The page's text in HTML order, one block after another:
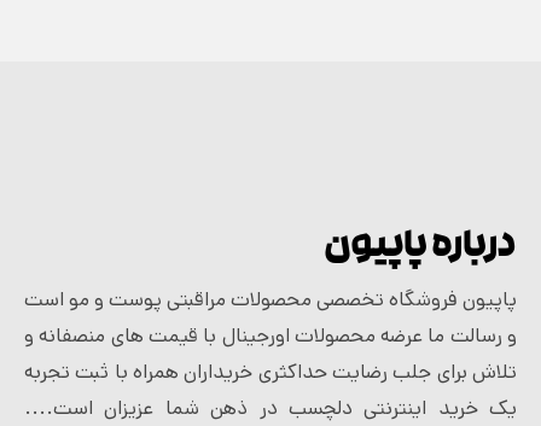
درباره پاپیون
پاپیون فروشگاه تخصصی محصولات مراقبتی پوست و مو است
و رسالت ما عرضه محصولات اورجینال با قیمت های منصفانه و
تلاش برای جلب رضایت حداکثری خریداران همراه با ثبت تجربه
یک خرید اینترنتی دلچسب در ذهن شما عزیزان است....